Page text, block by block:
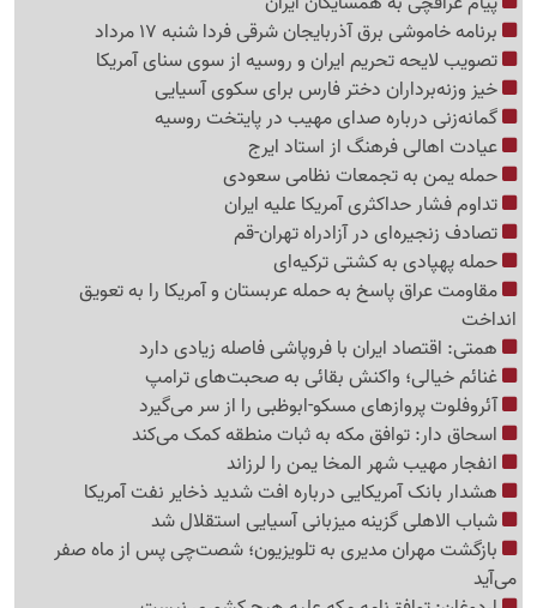
برنامه خاموشی برق آذربایجان شرقی فردا شنبه 17 مرداد
تصویب لایحه تحریم ایران و روسیه از سوی سنای آمریکا
خیز وزنه‌برداران دختر فارس برای سکوی آسیایی
گمانه‌زنی درباره صدای مهیب در پایتخت روسیه
عیادت اهالی فرهنگ از استاد ایرج
حمله یمن به تجمعات نظامی سعودی
تداوم فشار حداکثری آمریکا علیه ایران
تصادف زنجیره‌ای در آزادراه تهران-قم
حمله پهپادی به کشتی ترکیه‌ای
مقاومت عراق پاسخ به حمله عربستان و آمریکا را به تعویق
انداخت
همتی: اقتصاد ایران با فروپاشی فاصله زیادی دارد
غنائم خیالی؛ واکنش بقائی به صحبت‌های ترامپ
آئروفلوت پروازهای مسکو-ابوظبی را از سر می‌گیرد
اسحاق دار: توافق مکه به ثبات منطقه کمک می‌کند
انفجار مهیب شهر المخا یمن را لرزاند
هشدار بانک آمریکایی درباره افت شدید ذخایر نفت آمریکا
شباب الاهلی گزینه میزبانی آسیایی استقلال شد
بازگشت مهران مدیری به تلویزیون؛ شصت‌چی پس از ماه صفر
می‌آید